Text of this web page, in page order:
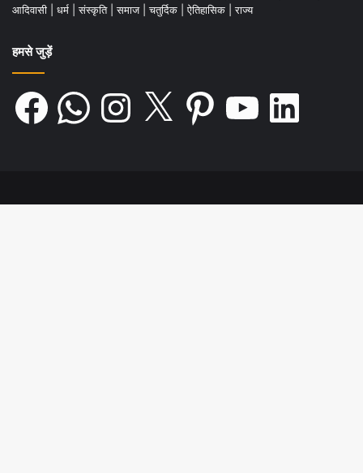
आदिवासी
धर्म संस्कृति समाज चतुर्दिक ऐतिहासिक राज्य
हमसे जुड़ें
Facebook WhatsAppInstagram Pinterest LinkedIn